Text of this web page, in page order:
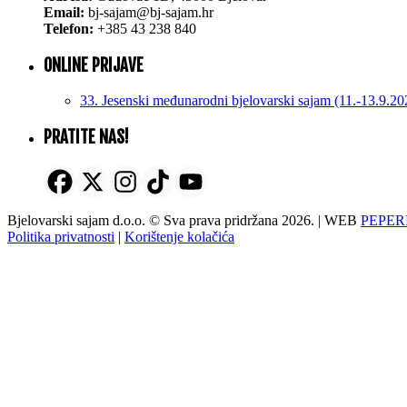
Email: bj-sajam@bj-sajam.hr
Telefon: +385 43 238 840
ONLINE PRIJAVE
33. Jesenski međunarodni bjelovarski sajam (11.-
PRATITE NAS!
Bjelovarski sajam d.o.o. © Sva prava pridržana 2026. | WEB
Politika privatnosti | Korištenje kolačića